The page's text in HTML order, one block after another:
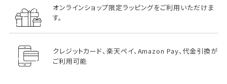
オンラインショップ限定ラッピングをご利用いただけま
す。
クレジットカード、楽天ペイ、Amazon Pay、代金引換が
ご利用可能